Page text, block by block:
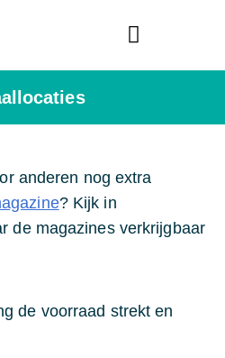
anderen nog extra
? Kijk in
de magazines verkrijgbaar
de voorraad strekt en